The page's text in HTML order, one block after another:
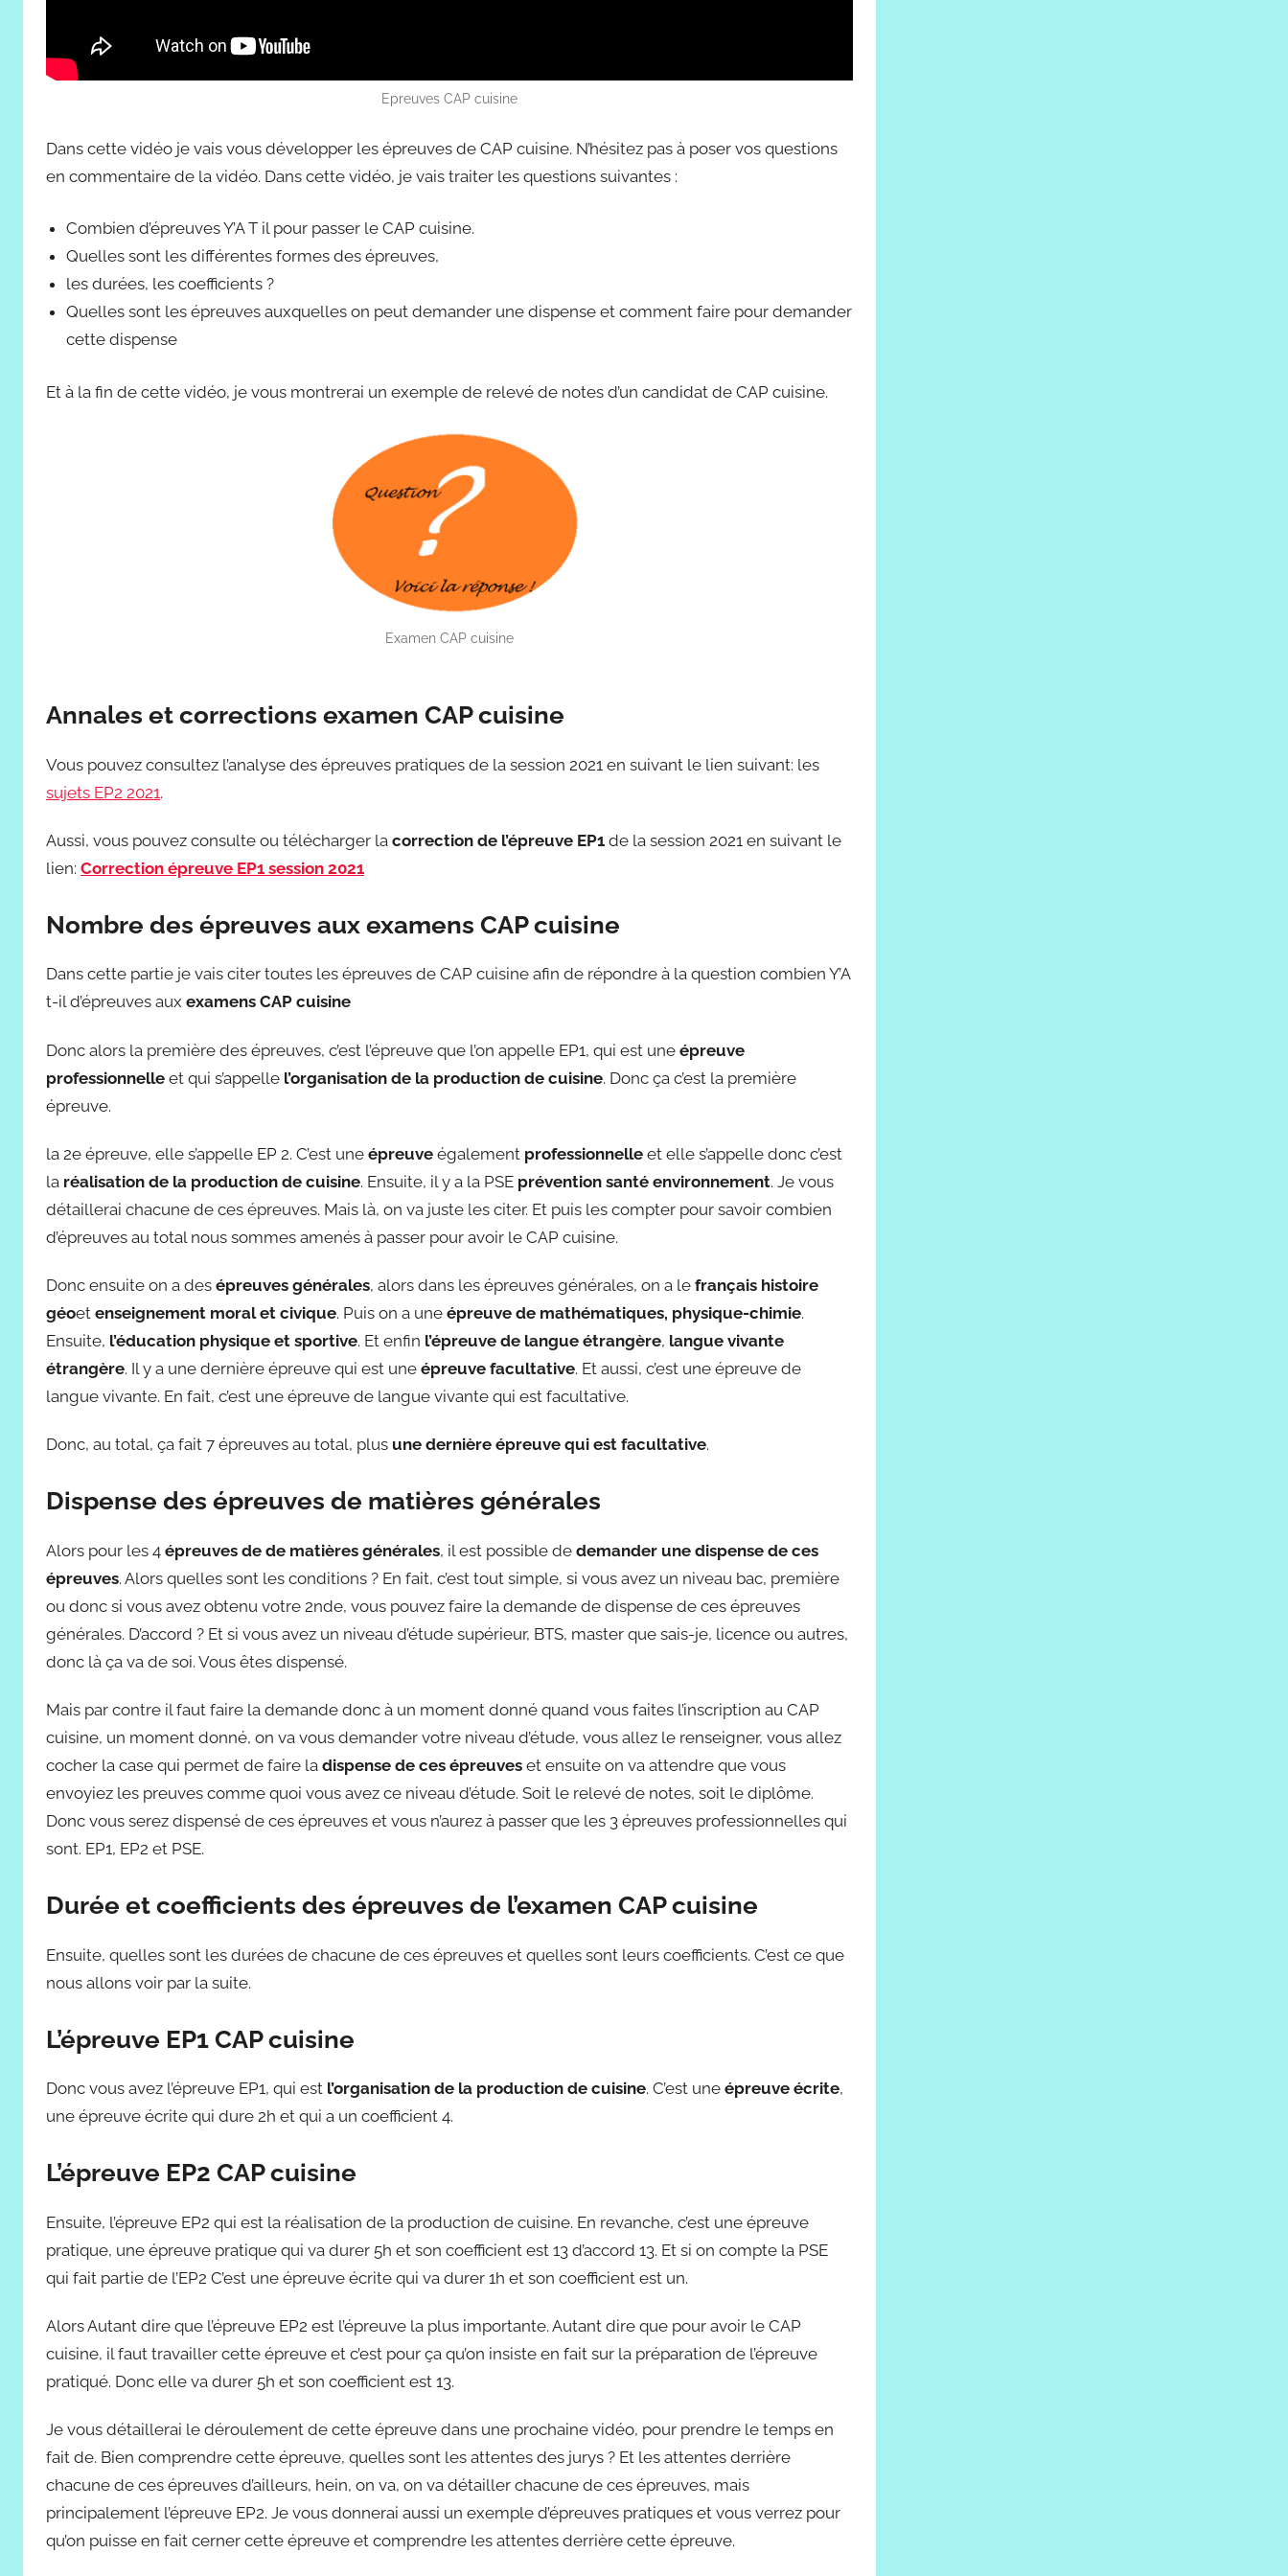
Epreuves CAP cuisine
Dans cette vidéo je vais vous développer les épreuves de CAP cuisine. N’hésitez pas à poser vos questions
en commentaire de la vidéo. Dans cette vidéo, je vais traiter les questions suivantes :
Combien d’épreuves Y’A T il pour passer le CAP cuisine.
Quelles sont les différentes formes des épreuves,
les durées, les coefficients ?
Quelles sont les épreuves auxquelles on peut demander une dispense et comment faire pour demander
cette dispense
Et à la fin de cette vidéo, je vous montrerai un exemple de relevé de notes d’un candidat de CAP cuisine.
Examen CAP cuisine
Annales et corrections examen CAP cuisine
Vous pouvez consultez l’analyse des épreuves pratiques de la session 2021 en suivant le lien suivant: les
sujets EP2 2021.
Aussi, vous pouvez consulte ou télécharger la correction de l’épreuve EP1 de la session 2021 en suivant le
lien: Correction épreuve EP1 session 2021
Nombre des épreuves aux examens CAP cuisine
Dans cette partie je vais citer toutes les épreuves de CAP cuisine afin de répondre à la question combien Y’A
t-il d’épreuves aux examens CAP cuisine
Donc alors la première des épreuves, c’est l’épreuve que l’on appelle EP1, qui est une épreuve
professionnelle et qui s’appelle l’organisation de la production de cuisine. Donc ça c’est la première
épreuve.
la 2e épreuve, elle s’appelle EP 2. C’est une épreuve également professionnelle et elle s’appelle donc c’est
la réalisation de la production de cuisine. Ensuite, il y a la PSE prévention santé environnement. Je vous
détaillerai chacune de ces épreuves. Mais là, on va juste les citer. Et puis les compter pour savoir combien
d’épreuves au total nous sommes amenés à passer pour avoir le CAP cuisine.
Donc ensuite on a des épreuves générales, alors dans les épreuves générales, on a le français histoire
géoet enseignement moral et civique. Puis on a une épreuve de mathématiques, physique-chimie.
Ensuite, l’éducation physique et sportive. Et enfin l’épreuve de langue étrangère, langue vivante
étrangère. Il y a une dernière épreuve qui est une épreuve facultative. Et aussi, c’est une épreuve de
langue vivante. En fait, c’est une épreuve de langue vivante qui est facultative.
Donc, au total, ça fait 7 épreuves au total, plus une dernière épreuve qui est facultative.
Dispense des épreuves de matières générales
Alors pour les 4 épreuves de de matières générales, il est possible de demander une dispense de ces
épreuves. Alors quelles sont les conditions ? En fait, c’est tout simple, si vous avez un niveau bac, première
ou donc si vous avez obtenu votre 2nde, vous pouvez faire la demande de dispense de ces épreuves
générales. D’accord ? Et si vous avez un niveau d’étude supérieur, BTS, master que sais-je, licence ou autres,
donc là ça va de soi. Vous êtes dispensé.
Mais par contre il faut faire la demande donc à un moment donné quand vous faites l’inscription au CAP
cuisine, un moment donné, on va vous demander votre niveau d’étude, vous allez le renseigner, vous allez
cocher la case qui permet de faire la dispense de ces épreuves et ensuite on va attendre que vous
envoyiez les preuves comme quoi vous avez ce niveau d’étude. Soit le relevé de notes, soit le diplôme.
Donc vous serez dispensé de ces épreuves et vous n’aurez à passer que les 3 épreuves professionnelles qui
sont. EP1, EP2 et PSE.
Durée et coefficients des épreuves de l’examen CAP cuisine
Ensuite, quelles sont les durées de chacune de ces épreuves et quelles sont leurs coefficients. C’est ce que
nous allons voir par la suite.
L’épreuve EP1 CAP cuisine
Donc vous avez l’épreuve EP1, qui est l’organisation de la production de cuisine. C’est une épreuve écrite,
une épreuve écrite qui dure 2h et qui a un coefficient 4.
L’épreuve EP2 CAP cuisine
Ensuite, l’épreuve EP2 qui est la réalisation de la production de cuisine. En revanche, c’est une épreuve
pratique, une épreuve pratique qui va durer 5h et son coefficient est 13 d’accord 13. Et si on compte la PSE
qui fait partie de l’EP2 C’est une épreuve écrite qui va durer 1h et son coefficient est un.
Alors Autant dire que l’épreuve EP2 est l’épreuve la plus importante. Autant dire que pour avoir le CAP
cuisine, il faut travailler cette épreuve et c’est pour ça qu’on insiste en fait sur la préparation de l’épreuve
pratiqué. Donc elle va durer 5h et son coefficient est 13.
Je vous détaillerai le déroulement de cette épreuve dans une prochaine vidéo, pour prendre le temps en
fait de. Bien comprendre cette épreuve, quelles sont les attentes des jurys ? Et les attentes derrière
chacune de ces épreuves d’ailleurs, hein, on va, on va détailler chacune de ces épreuves, mais
principalement l’épreuve EP2. Je vous donnerai aussi un exemple d’épreuves pratiques et vous verrez pour
qu’on puisse en fait cerner cette épreuve et comprendre les attentes derrière cette épreuve.